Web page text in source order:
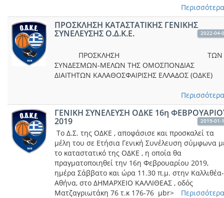
ΠΡΟΣΚΛΗΣΗ ΚΑΤΑΣΤΑΤΙΚΗΣ ΓΕΝΙΚΗΣ
ΣΥΝΕΛΕΥΣΗΣ Ο.Δ.Κ.Ε. 2022-04-
ΠΡΟΣΚΛΗΣΗ ΤΩΝ
ΣΥΝΔΕΣΜΩΝ-ΜΕΛΩΝ ΤΗΣ ΟΜΟΣΠΟΝΔΙΑΣ
ΔΙΑΙΤΗΤΩΝ ΚΑΛΑΘΟΣΦΑΙΡΙΣΗΣ ΕΛΛΑΔΟΣ (ΟΔΚΕ)
ΓΕΝΙΚΗ ΣΥΝΕΛΕΥΣΗ ΟΔΚΕ 16η
2019 2019-01-
Το Δ.Σ. της ΟΔΚΕ , αποφάσισε και προσκαλεί τα
μέλη του σε Ετήσια Γενική Συνέλευση σύμφωνα
το καταστατικό της ΟΔΚΕ , η οποία θα
πραγματοποιηθεί την 16η Φεβρουαρίου 2019,
ημέρα Σάββατο και ώρα 11.30 π.μ. στην Καλλιθέα-
Αθήνα, στο ΔΗΜΑΡΧΕΙΟ ΚΑΛΛΙΘΕΑΣ , οδός
Ματζαγριωτάκη 76 τ.κ 176-76 μbr>